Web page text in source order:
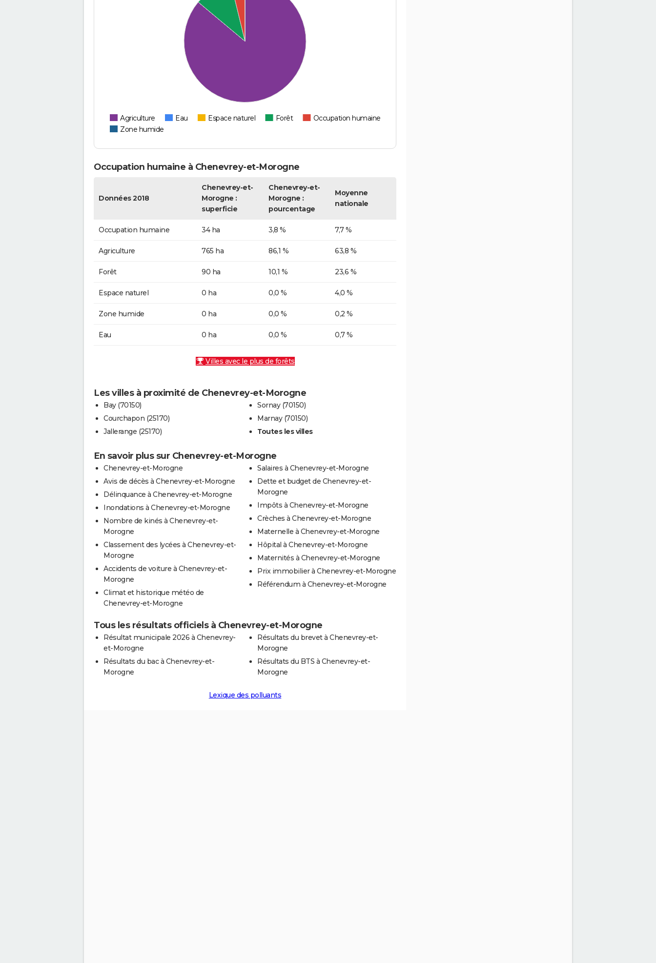
Agriculture Eau Espace naturel Forêt
Occupation humaine
Zone humide
Occupation humaine à Chenevrey-et-Morogne
Données 2018
Chenevrey-et-
Morogne :
superficie
Chenevrey-et-
Morogne :
pourcentage
Moyenne
nationale
Occupation humaine 34 ha 3,8 % 7,7 %
Agriculture 765 ha 86,1 % 63,8 %
Forêt 90 ha 10,1 % 23,6 %
Espace naturel 0 ha 0,0 % 4,0 %
Zone humide 0 ha 0,0 % 0,2 %
Eau 0 ha 0,0 % 0,7 %
Villes avec le plus de forêts
Les villes à proximité de Chenevrey-et-Morogne
Bay (70150)
Courchapon (25170)
Jallerange (25170)
Sornay (70150)
Marnay (70150)
Toutes les villes
En savoir plus sur Chenevrey-et-Morogne
Chenevrey-et-Morogne
Avis de décès à Chenevrey-et-Morogne
Délinquance à Chenevrey-et-Morogne
Inondations à Chenevrey-et-Morogne
Nombre de kinés à Chenevrey-et-
Morogne
Classement des lycées à Chenevrey-et-
Morogne
Accidents de voiture à Chenevrey-et-
Morogne
Climat et historique météo de
Chenevrey-et-Morogne
Salaires à Chenevrey-et-Morogne
Dette et budget de Chenevrey-et-
Morogne
Impôts à Chenevrey-et-Morogne
Crèches à Chenevrey-et-Morogne
Maternelle à Chenevrey-et-Morogne
Hôpital à Chenevrey-et-Morogne
Maternités à Chenevrey-et-Morogne
Prix immobilier à Chenevrey-et-Morogne
Référendum à Chenevrey-et-Morogne
Tous les résultats officiels à Chenevrey-et-Morogne
Résultat municipale 2026 à Chenevrey-
et-Morogne
Résultats du bac à Chenevrey-et-
Morogne
Résultats du brevet à Chenevrey-et-
Morogne
Résultats du BTS à Chenevrey-et-
Morogne
Lexique des polluants